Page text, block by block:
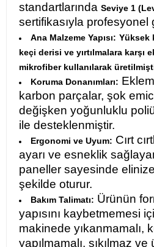
standartlarında Seviye 1
sertifikasıyla profesyonel
Ana Malzeme Yapısı: Yüksek
keçi derisi ve yırtılmalara karşı
mikrofiber kullanılarak
Koruma Donanımları:
karbon parçalar, şok
değişken yoğunluklu
ile desteklenmiştir.
Ergonomi ve Uyum: Cırt
ayarı ve esneklik
paneller sayesinde
şekilde oturur.
Bakım Talimatı: Ürünün
yapısını kaybetmemesi
makinede yıkanmamalı,
yapılmamalı, sıkılmaz